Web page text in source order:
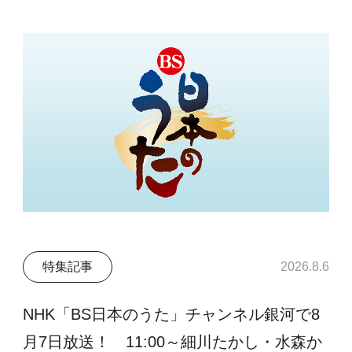
特集記事 2026.8.6
NHK「BS日本のうた」チャンネル銀河で8
月7日放送！ 11:00～細川たかし・水森か